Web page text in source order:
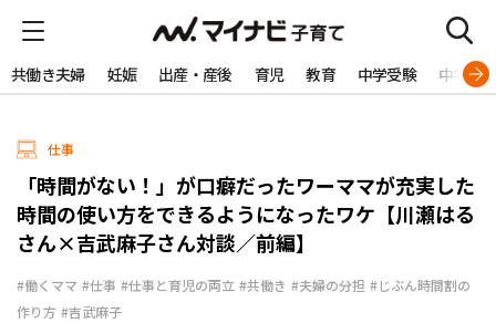
共働き夫婦 妊娠 出産・産後 育児 教育 中学受験 中学生
仕事
「時間がない！」が口癖だったワーママが充実した
時間の使い方をできるようになったワケ【川瀬はる
さん×吉武麻子さん対談／前編】
#働くママ #仕事 #仕事と育児の両立 #共働き #夫婦の分担 #じぶん時間割の
作り方 #吉武麻子